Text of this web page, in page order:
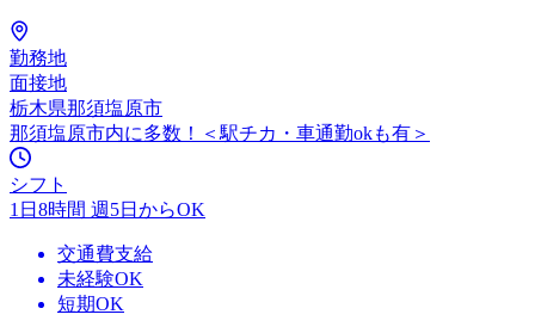
勤務地
面接地
栃木県那須塩原市
那須塩原市内に多数！＜駅チカ・車通勤okも有＞
シフト
1日8時間 週5日からOK
交通費支給
未経験OK
短期OK